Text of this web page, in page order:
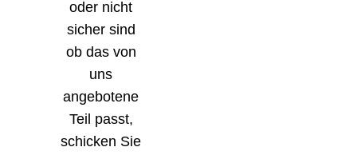
oder nicht
sicher sind
ob das von
uns
angebotene
Teil passt,
schicken Sie